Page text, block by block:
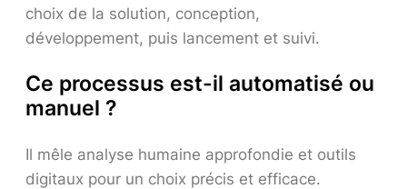
choix de la solution, conception,
développement, puis lancement et suivi.
Ce processus est-il automatisé ou
manuel ?
Il mêle analyse humaine approfondie et outils
digitaux pour un choix précis et efficace.